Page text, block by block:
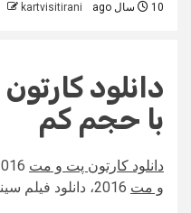
10 سال ago kartvisitirani
دانلود کارتون
با حجم کم
دانلود کارتون پت و مت
و مت